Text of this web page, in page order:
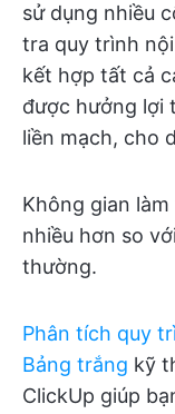
sử dụng nhiều
tra quy trình
kết hợp tất cả
được hưởng lợi
liền mạch, cho
Không gian
nhiều hơn so
thường.
Phân tích quy
Bảng trắng kỹ
ClickUp giúp